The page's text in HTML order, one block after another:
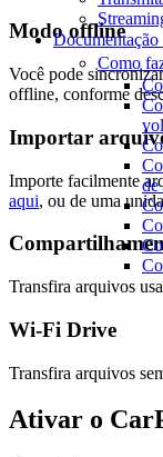
Documentação
Como
de
Modo offline
Você pode
offline, conforme
Importar
Importe facilmente
aqui, ou de uma
Transfira arquivos
Wi-Fi Drive
Transfira arquivos
Ativar o